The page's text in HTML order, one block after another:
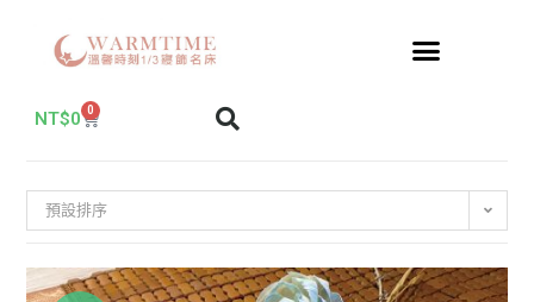
NT$0 0
預設排序